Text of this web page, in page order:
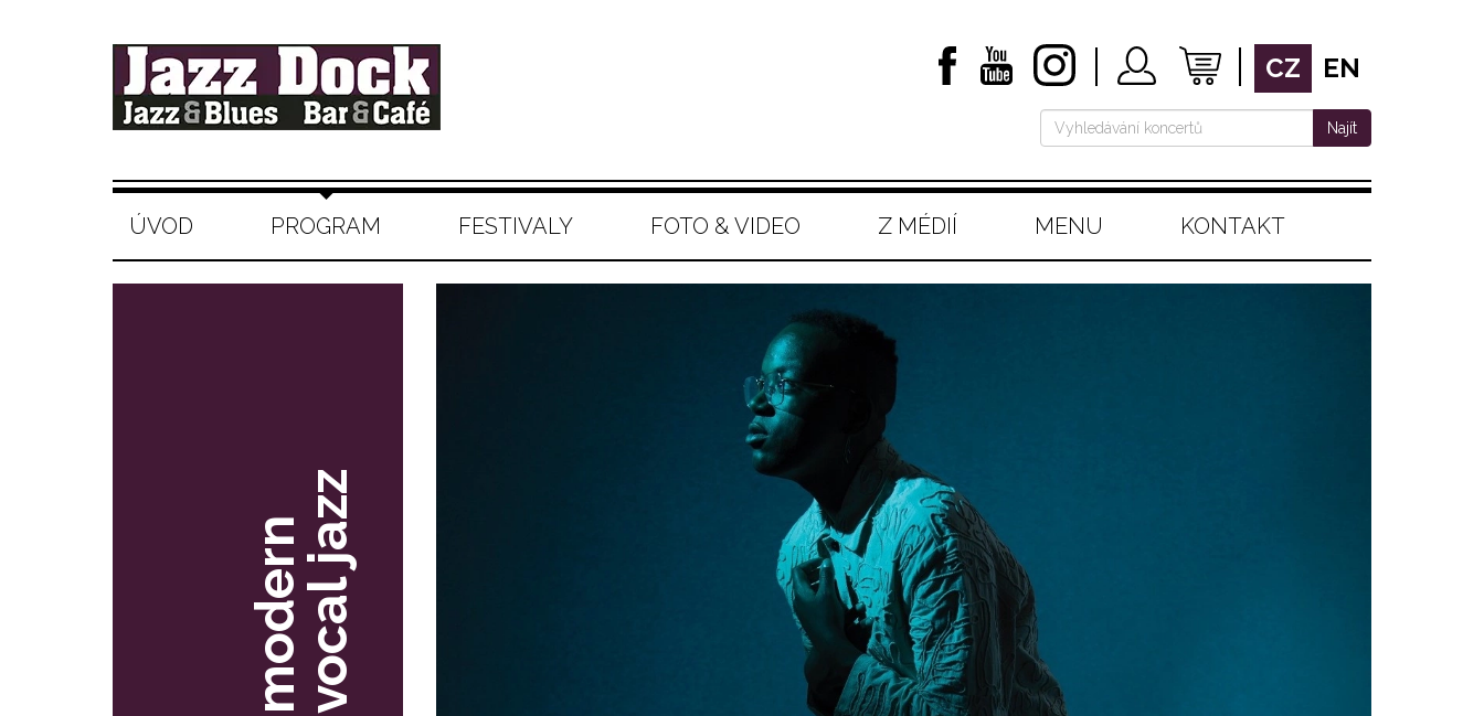
CZ EN
Najít
ÚVOD PROGRAM FESTIVALY FOTO & VIDEO Z MÉDIÍ MENU KONTAKT
m
o
d
e
r
n
v
o
c
a
l
j
a
zz